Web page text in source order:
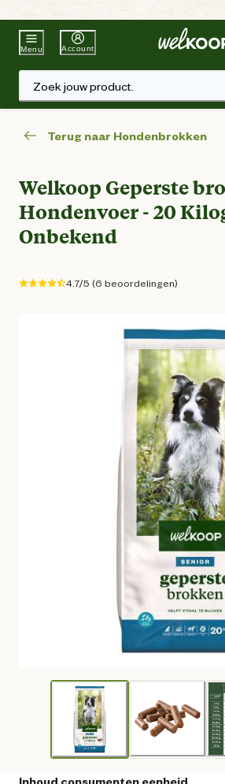
Beste Winkelketen
Menu Account
Zoek jouw product.
Terug naar Hondenbrokken
Welkoop Geperste
Hondenvoer - 20
Onbekend
4.7/5 (6 beoordelingen)
Inhoud consumenten eenheid